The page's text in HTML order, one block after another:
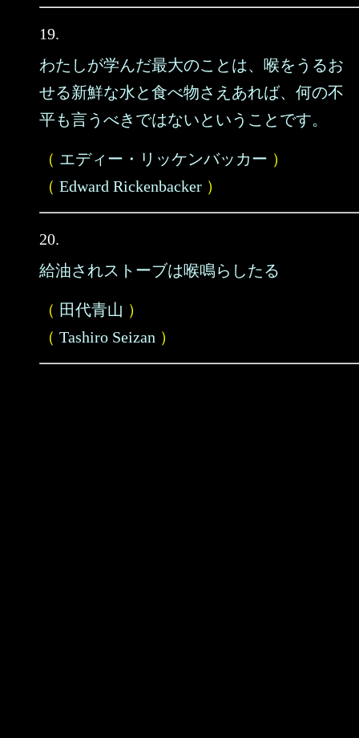
19.
わたしが学んだ最大のことは、喉をうるお
せる新鮮な水と食べ物さえあれば、何の不
平も言うべきではないということです。
（ エディー・リッケンバッカー ）
（ Edward Rickenbacker ）
20.
給油されストーブは喉鳴らしたる
（ 田代青山 ）
（ Tashiro Seizan ）